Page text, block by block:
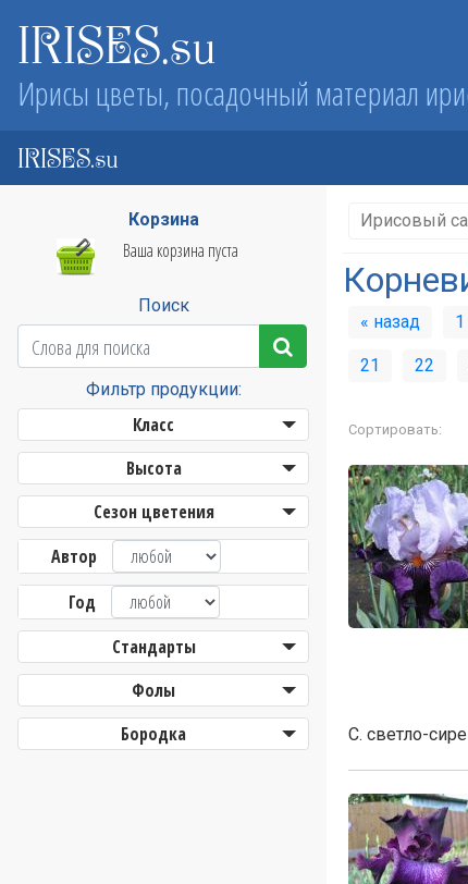
IRISES.su
Ирисы цветы, посадочный материал
IRISES.su
Корзина
Ваша корзина пуста
Поиск
Фильтр продукции:
Класс
Высота
Сезон цветения
Автор
Год
Стандарты
Фолы
Бородка
Ирисовый
« назад 1
21 22
Сортировать:
С. светло-